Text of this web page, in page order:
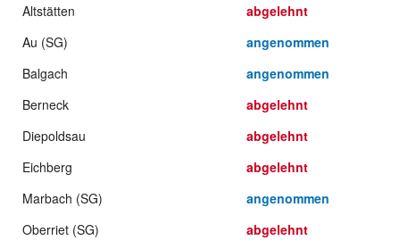
Altstätten
abgelehnt
Au (SG)
angenommen
Balgach
angenommen
Berneck
abgelehnt
Diepoldsau
abgelehnt
Eichberg
abgelehnt
Marbach (SG)
angenommen
Oberriet (SG)
abgelehnt